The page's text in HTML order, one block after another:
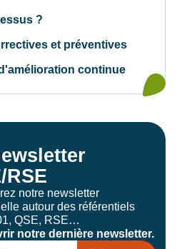
?
et préventives
continue
RSE
notre newsletter
autour des référentiels
QSE, RSE…
notre dernière newsletter.